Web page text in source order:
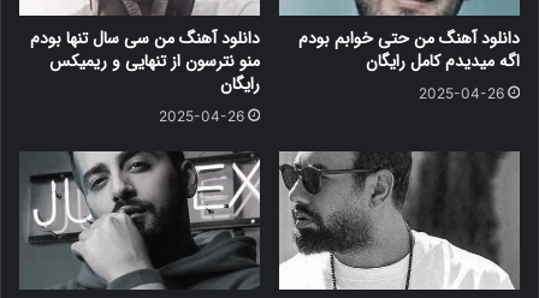
دانلود آهنگ من حتی خوابم بودم
اگه میدیدم کامل رایگان
2025-04-26
دانلود آهنگ من سی سال تنها بودم
منو نترسون از تنهایی و ریمیکس
رایگان
2025-04-26